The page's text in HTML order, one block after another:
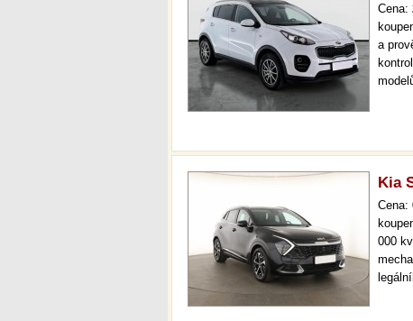
Cena:
a
Kia
Cena:
000
36